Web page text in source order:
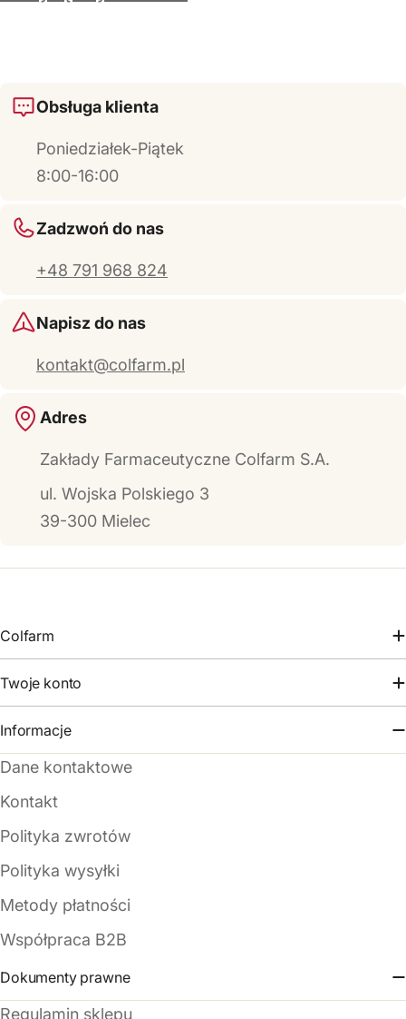
Obsługa klienta
Poniedziałek-Piątek
8:00-16:00
Zadzwoń do nas
+48 791 968 824
Napisz do nas
kontakt@colfarm.pl
Adres
Zakłady Farmaceutyczne Colfarm S.A.
ul. Wojska Polskiego 3
39-300 Mielec
Colfarm
Twoje konto
Informacje
Dane kontaktowe
Kontakt
Polityka zwrotów
Polityka wysyłki
Metody płatności
Współpraca B2B
Dokumenty prawne
Regulamin sklepu